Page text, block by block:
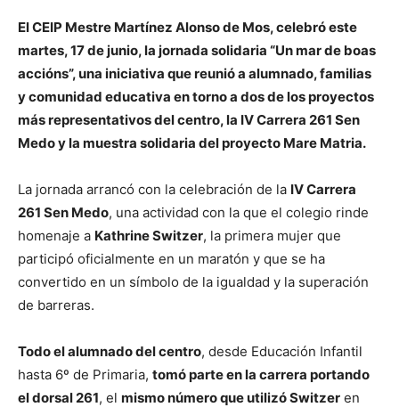
El CEIP Mestre Martínez Alonso de Mos, celebró este
martes, 17 de junio, la jornada solidaria “Un mar de boas
accións”, una iniciativa que reunió a alumnado, familias
y comunidad educativa en torno a dos de los proyectos
más representativos del centro, la IV Carrera 261 Sen
Medo y la muestra solidaria del proyecto Mare Matria.
La jornada arrancó con la celebración de la IV Carrera
261 Sen Medo, una actividad con la que el colegio rinde
homenaje a Kathrine Switzer, la primera mujer que
participó oficialmente en un maratón y que se ha
convertido en un símbolo de la igualdad y la superación
de barreras.
Todo el alumnado del centro, desde Educación Infantil
hasta 6º de Primaria, tomó parte en la carrera portando
el dorsal 261, el mismo número que utilizó Switzer en